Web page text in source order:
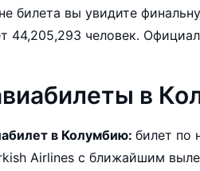
вы увидите финальную
Колумбии
в
в Колумбию:билет по направлению Баку — Богота
вылетом 09.08.2026 и